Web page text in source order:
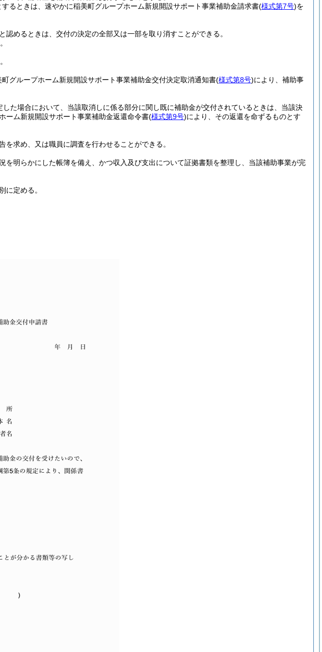
るときは、速やかに稲美町グループホーム新規開設サポート事業補助金請求書(様式第7号)を
認めるときは、交付の決定の全部又は一部を取り消すことができる。
グループホーム新規開設サポート事業補助金交付決定取消通知書(様式第8号)により、補助事
た場合において、当該取消しに係る部分に関し既に補助金が交付されているときは、当該決
ーム新規開設サポート事業補助金返還命令書(様式第9号)により、その返還を命ずるものとす
求め、又は職員に調査を行わせることができる。
を明らかにした帳簿を備え、かつ収入及び支出について証拠書類を整理し、当該補助事業が完
に定める。